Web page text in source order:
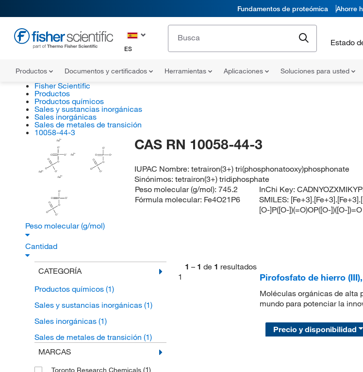
Fundamentos de proteómica Ahorre
ES
Estado
Productos Documentos y certificados Herramientas Aplicaciones Soluciones para usted
Fisher Scientific
Productos
Productos químicos
Sales y sustancias inorgánicas
Sales inorgánicas
Sales de metales de transición
10058-44-3
Fe
Fe
Fe
Fe
O
P
O
O
O
P
O
O
O
O
P
O
O
O
P
O
O
O
O
P
O
O
O
P
O
O
O
CAS RN 10058-44-3
IUPAC Nombre:tetrairon(3+) tri(phosphonatooxy)phosphonate
Sinónimos:tetrairon(3+) tridiphosphate
Peso molecular (g/mol): 745.2
Fórmula molecular: Fe4O21P6
InChi Key:
SMILES:
[O-]P([O-])(=O)OP([O-])([O-])=O
Peso molecular (g/mol)
Cantidad
CATEGORÍA
Productos químicos (1)
Sales y sustancias inorgánicas (1)
Sales inorgánicas (1)
Sales de metales de transición (1)
MARCAS
(1)
1 – 1 de 1 resultados
1
Pirofosfato de hierro
Moléculas orgánicas de alta
mundo para potenciar la
Precio y disponibilidad